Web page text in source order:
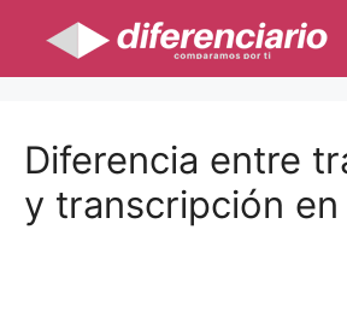
contenido
Diferencia entre
y transcripción en